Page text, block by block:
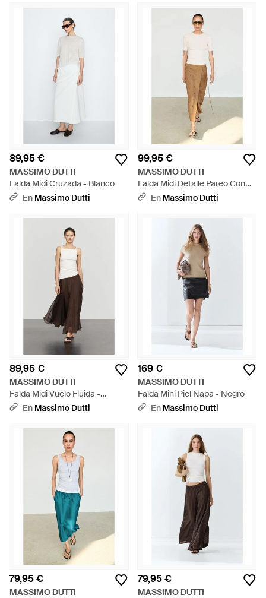
89,95 €
MASSIMO DUTTI
Falda Midi Cruzada - Blanco
En Massimo Dutti
99,95 €
MASSIMO DUTTI
Falda Midi Detalle Pareo Con
Apliques - Blanco
En Massimo Dutti
89,95 €
MASSIMO DUTTI
Falda Midi Vuelo Fluida -
Marrón
En Massimo Dutti
169 €
MASSIMO DUTTI
Falda Mini Piel Napa - Negro
En Massimo Dutti
79,95 €
MASSIMO DUTTI
79,95 €
MASSIMO DUTTI